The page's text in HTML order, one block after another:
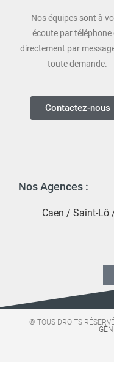
Nos équipes sont à
écoute par téléphone
directement par
toute demande.
Contactez-nous
Nos Agences :
Caen / Saint-Lô
© TOUS DROITS